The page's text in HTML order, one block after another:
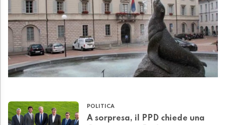
POLITICA
A sorpresa, il PPD chiede una